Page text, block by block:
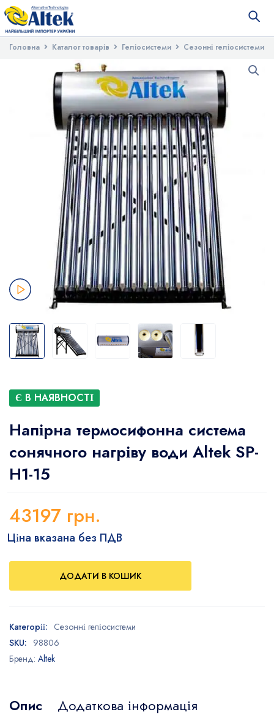
Головна Каталог товарів Геліосистеми
Сезонні геліосистеми
Напірна термосифонна система сонячного нагріву води Altek SP-
Є В НАЯВНОСТІ
Напірна термосифонна система
сонячного нагріву води Altek SP-
H1-15
43197 грн.
Ціна вказана без ПДВ
ДОДАТИ В КОШИК
Категорії: Сезонні геліосистеми
SKU: 98806
Бренд: Altek
Опис
Додаткова інформація